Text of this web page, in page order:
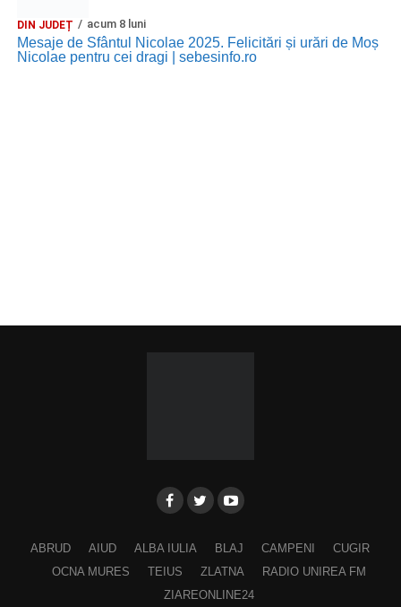
DIN JUDEȚ acum 8 luni
Mesaje de Sfântul Nicolae 2025. Felicitări și urări de Moș
Nicolae pentru cei dragi | sebesinfo.ro
ABRUD AIUD ALBA IULIA BLAJ CAMPENI
CUGIR
OCNA MURES
TEIUS ZLATNA
RADIO UNIREA FM
ZIAREONLINE24